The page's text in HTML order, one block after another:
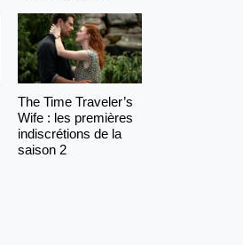
The Time Traveler’s
Wife : les premières
indiscrétions de la
saison 2